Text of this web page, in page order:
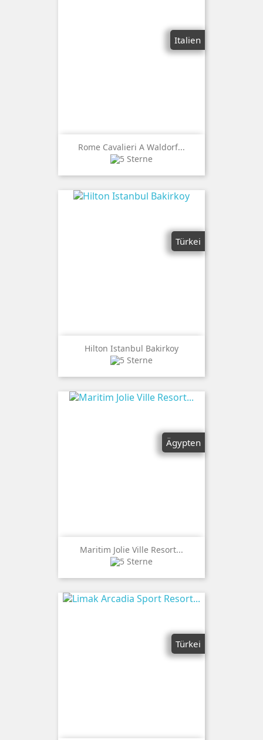
Italien
Rome Cavalieri A Waldorf...
Türkei
Hilton Istanbul Bakirkoy
Ägypten
Maritim Jolie Ville Resort...
Türkei